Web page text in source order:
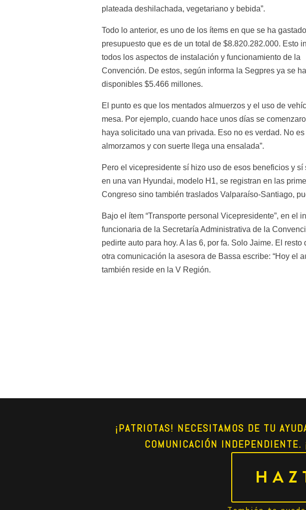
plateada deshilachada, vegetariano y bebida”.
Todo lo anterior, es uno de los ítems en que se ha
presupuesto que es de un total de $8.820.282.000. Esto
todos los aspectos de instalación y funcionamiento de la
Convención. De estos, según informa la Segpres ya se
disponibles $5.466 millones.
El punto es que los mentados almuerzos y el uso de
mesa. Por ejemplo, cuando hace unos días se
haya solicitado una van privada. Eso no es verdad. No
almorzamos y con suerte llega una ensalada”.
Pero el vicepresidente sí hizo uso de esos beneficios y
en una van Hyundai, modelo H1, se registran en las
Congreso sino también traslados Valparaíso-Santiago,
Bajo el ítem “Transporte personal Vicepresidente”, en
funcionaria de la Secretaría Administrativa de la
pedirte auto para hoy. A las 6, por fa. Solo Jaime. El
otra comunicación la asesora de Bassa escribe: “Hoy el
también reside en la V Región.
¡PATRIOTAS! NECESITAMOS DE TU
COMUNICACIÓN INDEPENDIENTE.